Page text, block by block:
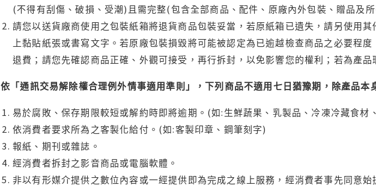
(不得有刮傷、破損、受潮)且需完整(包含全部商品、配件、原廠內外包裝、贈品及
請您以送貨廠商使用之包裝紙箱將退貨商品包裝妥當，若原紙箱已遺失，請另使用
上黏貼紙張或書寫文字。若原廠包裝損毀將可能被認定為已逾越檢查商品之必要程
退費；請您先確認商品正確、外觀可接受，再行拆封，以免影響您的權利；若為產
依「通訊交易解除權合理例外情事適用準則」，下列商品不適用七日猶豫期，除產品本
易於腐敗、保存期限較短或解約時即將逾期。(如:生鮮蔬果、乳製品、冷凍冷藏食材
依消費者要求所為之客製化給付。(如:客製印章、鋼筆刻字)
報紙、期刊或雜誌。
經消費者拆封之影音商品或電腦軟體。
非以有形媒介提供之數位內容或一經提供即為完成之線上服務，經消費者事先同意